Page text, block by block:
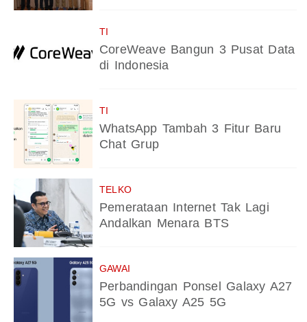
TI
CoreWeave Bangun 3 Pusat Data
di Indonesia
TI
WhatsApp Tambah 3 Fitur Baru
Chat Grup
TELKO
Pemerataan Internet Tak Lagi
Andalkan Menara BTS
GAWAI
Perbandingan Ponsel Galaxy A27
5G vs Galaxy A25 5G